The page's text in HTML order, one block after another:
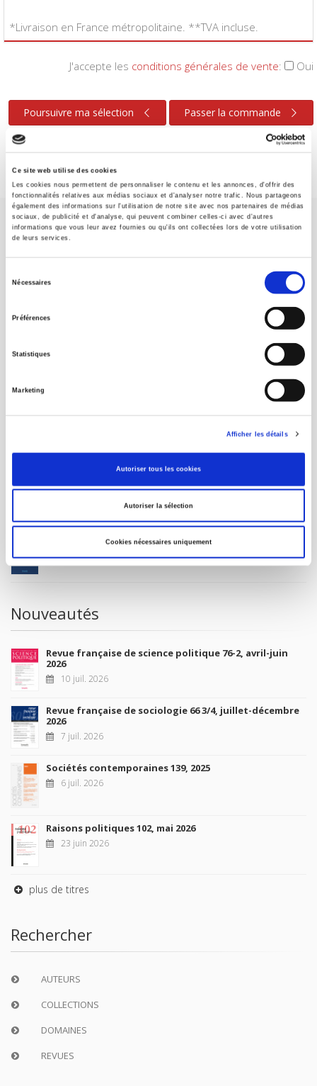
Ce site web utilise des cookies
Les cookies nous permettent de personnaliser le contenu et les annonces, d'offrir des
fonctionnalités relatives aux médias sociaux et d'analyser notre trafic. Nous partageons
également des informations sur l'utilisation de notre site avec nos partenaires de médias
sociaux, de publicité et d'analyse, qui peuvent combiner celles-ci avec d'autres
informations que vous leur avez fournies ou qu'ils ont collectées lors de votre utilisation
de leurs services.
Nécessaires
Préférences
Statistiques
Marketing
Afficher les détails
Autoriser tous les cookies
Autoriser la sélection
Cookies nécessaires uniquement
*Livraison en France métropolitaine. **TVA incluse.
J'accepte les conditions générales de vente: Oui
Poursuivre ma sélection Passer la commande
Maison d'édition dédiée aux sciences humaines et sociales, les
à la transmission des savoirs et des idées
CONTACTS
FOREIGN RIGHTS
MON COMPTE
La France et l'Union européenne
Nouveautés
Revue française de science politique 76-2, avril-juin
2026
10 juil. 2026
Revue française de sociologie 66 3/4, juillet-décembre
2026
7 juil. 2026
Sociétés contemporaines 139, 2025
6 juil. 2026
Raisons politiques 102, mai 2026
23 juin 2026
plus de titres
Rechercher
AUTEURS
COLLECTIONS
DOMAINES
REVUES